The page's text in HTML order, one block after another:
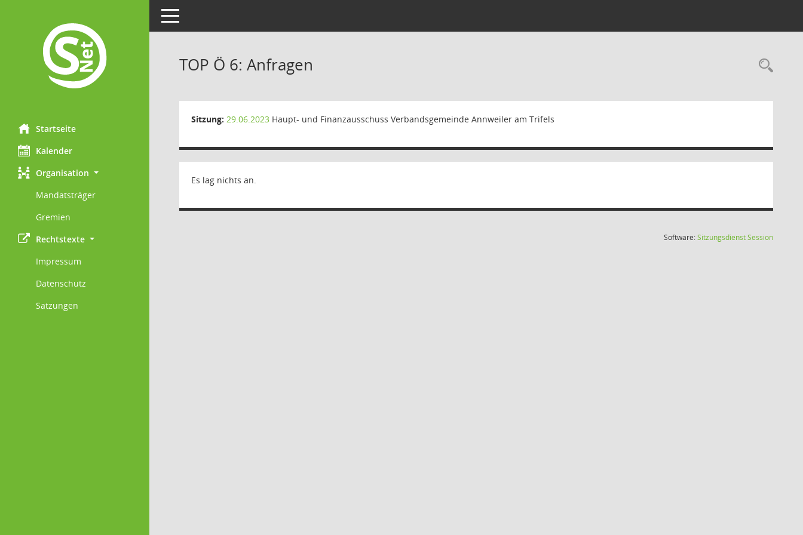
Startseite
Kalender
Organisation
Mandatsträger
Gremien
Rechtstexte
Impressum
Datenschutz
Satzungen
Toggle navigation
TOP Ö 6: Anfragen
Sitzung: 29.06.2023 Haupt- und Finanzausschuss Verbandsgemeinde Annweiler am Trifels
Es lag nichts an.
Software:SitzungsdienstSession(Wird in